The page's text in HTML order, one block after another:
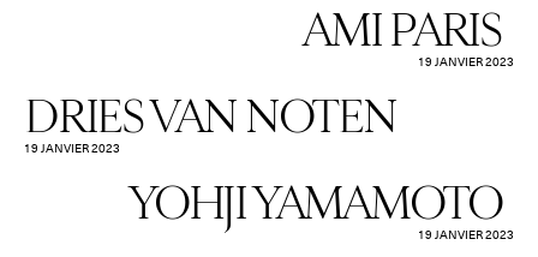
AMI PARIS
19 JANVIER 2023
DRIES VAN NOTEN
19 JANVIER 2023
YOHJI YAMAMOTO
19 JANVIER 2023